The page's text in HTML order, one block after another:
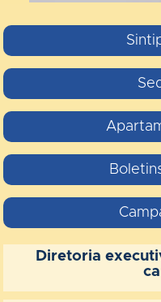
Diretoria